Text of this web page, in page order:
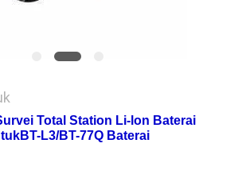
Total Station Li-lon Baterai
BT-L3/BT-77Q Baterai